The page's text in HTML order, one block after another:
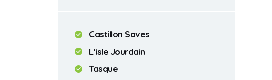
Castillon Saves
L'isle Jourdain
Tasque